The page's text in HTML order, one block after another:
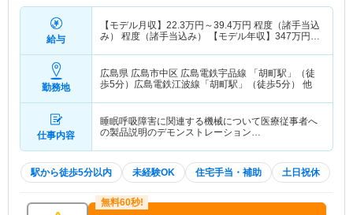
給与
【モデル月収】 22.3万円～39.4万円 程度（諸手当込
み） 程度（諸手当込み） 【モデル年収】 347万円～
勤務地
広島県 広島市中区 広島電鉄宇品線 「胡町駅」（徒
歩5分）広島電鉄江波線「胡町駅」（徒歩5分） 他
仕事内容
睡眠呼吸障害に関連する機械について医療従事者へ
の製品説明のデモンストレーション…
駅から徒歩5分以内 未経験OK 住宅手当・補助 土日祝休